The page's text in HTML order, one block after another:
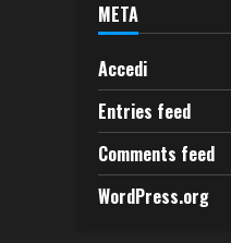
META
Accedi
Entries feed
Comments feed
WordPress.org